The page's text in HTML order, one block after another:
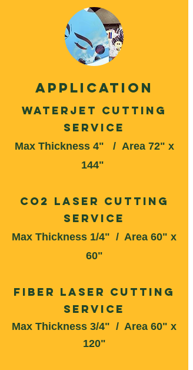
application
Waterjet Cutting
Service
Max Thickness 4" / Area 72" x
144"
CO2 Laser Cutting
Service
Max Thickness 1/4" / Area 60" x
60"
Fiber Laser Cutting
Service
Max Thickness 3/4" / Area 60" x
120"